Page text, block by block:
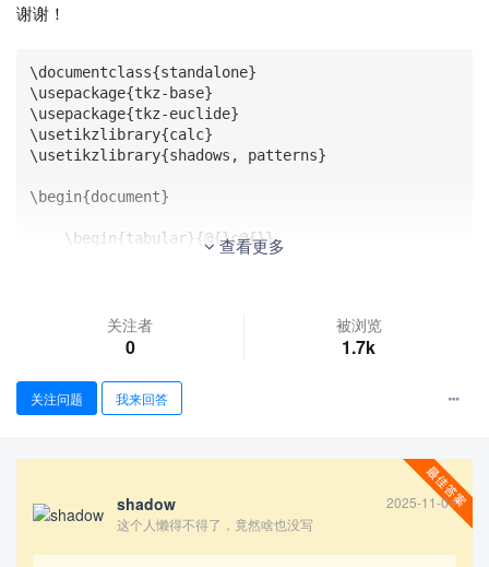
谢谢！
\documentclass{standalone}
\usepackage{tkz-base}
\usepackage{tkz-euclide}
\usetikzlibrary{calc}
\usetikzlibrary{shadows, patterns}
\begin{document}
ax=6.3]
        \tkzDrawXY[thick, noticks, >=latex]
        \tkzDefTriangle[two angles=90 and 45](A,
查看更多
关注者
0
被浏览
1.7k
关注问题 我来回答
shadow
2025-11-04
这个人懒得不得了，竟然啥也没写